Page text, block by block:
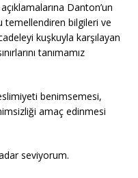
Danton’un
temellendiren bilgileri ve
kuşkuyla karşılayan
tanımamız
benimsemesi,
amaç edinmesi
seviyorum.